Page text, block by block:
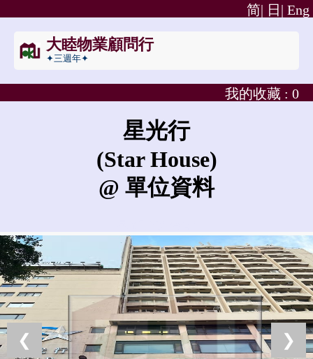
Eng
日|
简|
大睦物業顧問行
✦三週年✦
我的收藏 : 0
星光行
(Star House)
@ 單位資料
❮ ❯